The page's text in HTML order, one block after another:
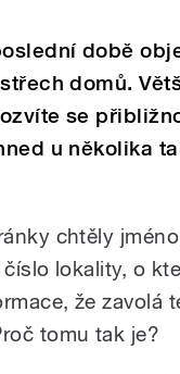
době
domů.
se
u několika
chtěly
lokality, o
že zavolá
tomu tak je?